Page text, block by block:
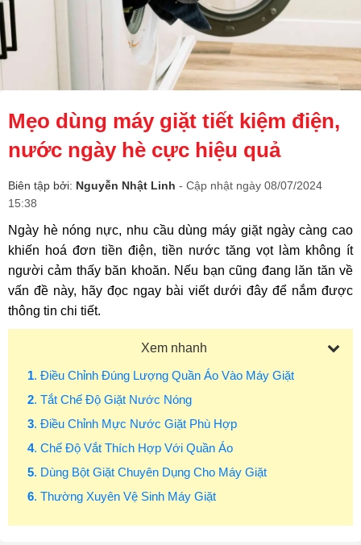
Mẹo dùng máy giặt tiết kiệm điện,
nước ngày hè cực hiệu quả
Biên tập bởi: Nguyễn Nhật Linh - Cập nhật ngày 08/07/2024
15:38
Ngày hè nóng nực, nhu cầu dùng máy giặt ngày càng cao
khiến hoá đơn tiền điện, tiền nước tăng vọt làm không ít
người cảm thấy băn khoăn. Nếu bạn cũng đang lăn tăn về
vấn đề này, hãy đọc ngay bài viết dưới đây để nắm được
thông tin chi tiết.
Xem nhanh
1. Điều Chỉnh Đúng Lượng Quần Áo Vào Máy Giặt
2. Tắt Chế Độ Giặt Nước Nóng
3. Điều Chỉnh Mực Nước Giặt Phù Hợp
4. Chế Độ Vắt Thích Hợp Với Quần Áo
5. Dùng Bột Giặt Chuyên Dụng Cho Máy Giặt
6. Thường Xuyên Vệ Sinh Máy Giặt